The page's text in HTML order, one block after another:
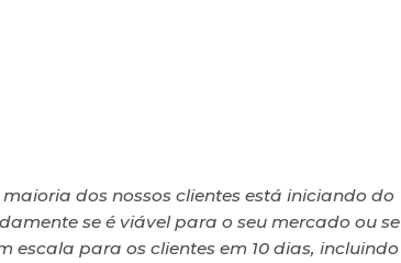
maioria dos nossos clientes está iniciando do
se é viável para o seu mercado ou se
escala para os clientes em 10 dias, incluindo